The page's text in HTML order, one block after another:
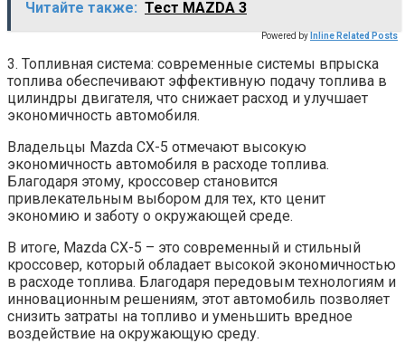
Читайте также: Тест MAZDA 3
Powered by Inline Related Posts
3. Топливная система: современные системы впрыска
топлива обеспечивают эффективную подачу топлива в
цилиндры двигателя, что снижает расход и улучшает
экономичность автомобиля.
Владельцы Mazda СХ-5 отмечают высокую
экономичность автомобиля в расходе топлива.
Благодаря этому, кроссовер становится
привлекательным выбором для тех, кто ценит
экономию и заботу о окружающей среде.
В итоге, Mazda СХ-5 – это современный и стильный
кроссовер, который обладает высокой экономичностью
в расходе топлива. Благодаря передовым технологиям и
инновационным решениям, этот автомобиль позволяет
снизить затраты на топливо и уменьшить вредное
воздействие на окружающую среду.